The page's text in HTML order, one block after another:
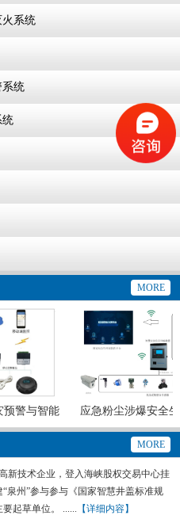
系统
系统
统
MORE
警与智能
应急粉尘涉爆安全生
预警系统
MORE
新技术企业，登入海峡股权交易中心挂
泉州”参与参与《国家智慧井盖标准规
起草单位。 ...... 【详细内容】